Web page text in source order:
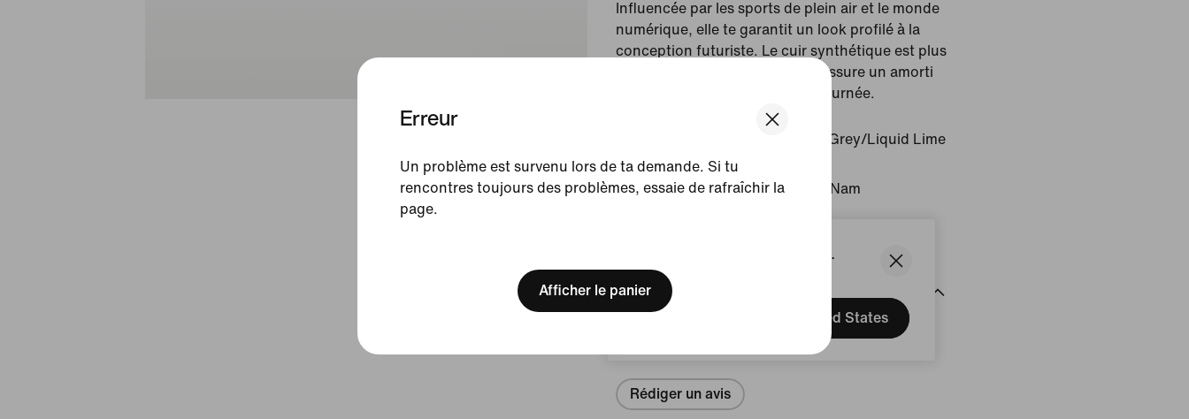
We think you are in United States.
Update your location?
United States
Erreur
Un problème est survenu lors de ta demande. Si tu
rencontres toujours des problèmes, essaie de rafraîchir la
page.
Afficher le panier
Influencée par les sports de plein air et le monde
numérique, elle te garantit un look profilé à la
conception futuriste. Le cuir synthétique est plus
résistant. L'unité Max Air, elle, assure un amorti
confortable tout au long de la journée.
Noir/Iron Grey/Liquid Lime
Article : IF2622-007
Pays/Région d'origine : Viêt Nam
Avis (erreur)
Rédiger un avis